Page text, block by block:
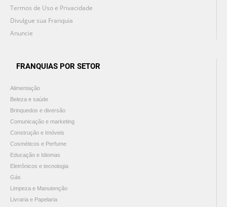
Termos de Uso e Privacidade
Divulgue sua Franquia
Anuncie
FRANQUIAS POR SETOR
Alimentação
Beleza e saúde
Brinquedos e diversão
Comunicação e marketing
Construção e Imóveis
Cosméticos e Perfume
Educação e Idiomas
Eletrônicos e tecnologia
Gás
Limpeza e Manutenção
Livraria e Papelaria